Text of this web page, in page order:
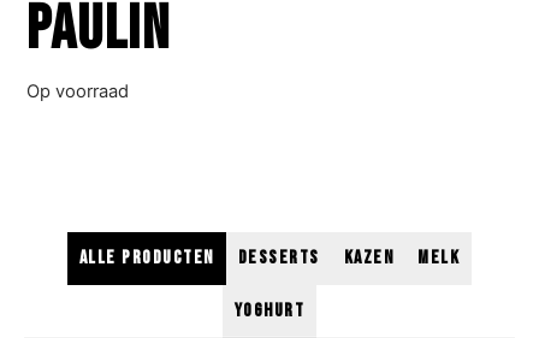
Paulin
Op voorraad
Alle producten Desserts Kazen Melk
Yoghurt